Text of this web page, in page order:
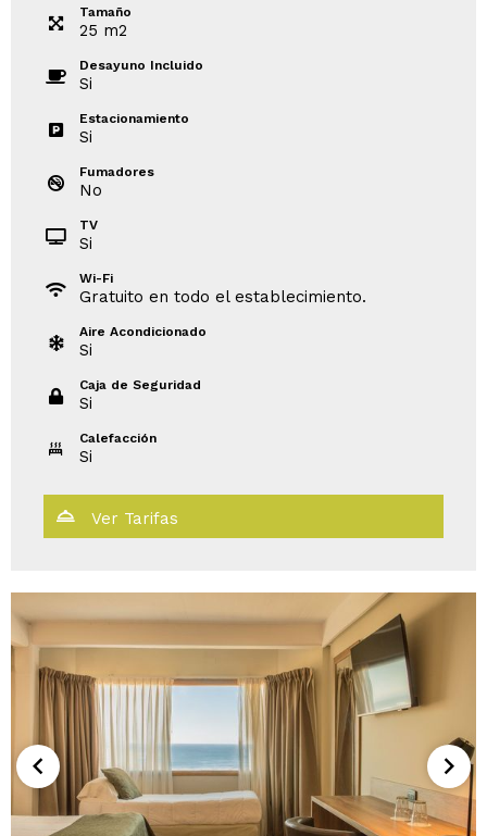
Tamaño
25 m2
Desayuno Incluido
Si
Estacionamiento
Si
Fumadores
No
TV
Si
Wi-Fi
Gratuito en todo el establecimiento.
Aire Acondicionado
Si
Caja de Seguridad
Si
Calefacción
Si
Ver Tarifas